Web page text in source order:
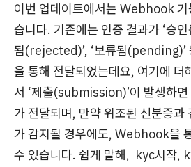
이번 업데이트에서는 Webhook 기
습니다. 기존에는 인증 결과가 ‘승
됨(rejected)’, ‘보류됨
을 통해 전달되었는데요, 여기에 더
서 ‘제출(submission)’이 발생하
가 전달되며, 만약 위조된 신분증과
가 감지될 경우에도, Webhook을
수 있습니다. 쉽게 말해, kyc시작,